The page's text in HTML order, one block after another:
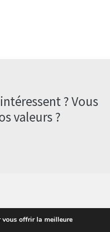
? Vous
valeurs ?
with WooCommerce
vous offrir la meilleure